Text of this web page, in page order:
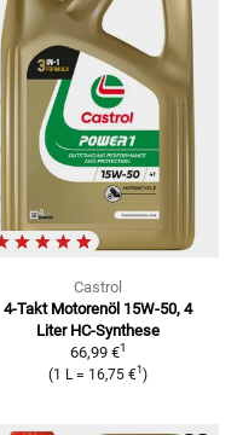
Castrol
4-Takt Motorenöl 15W-50, 4
Liter HC-Synthese
66,99 €1
(1 L= 16,75 €1 )